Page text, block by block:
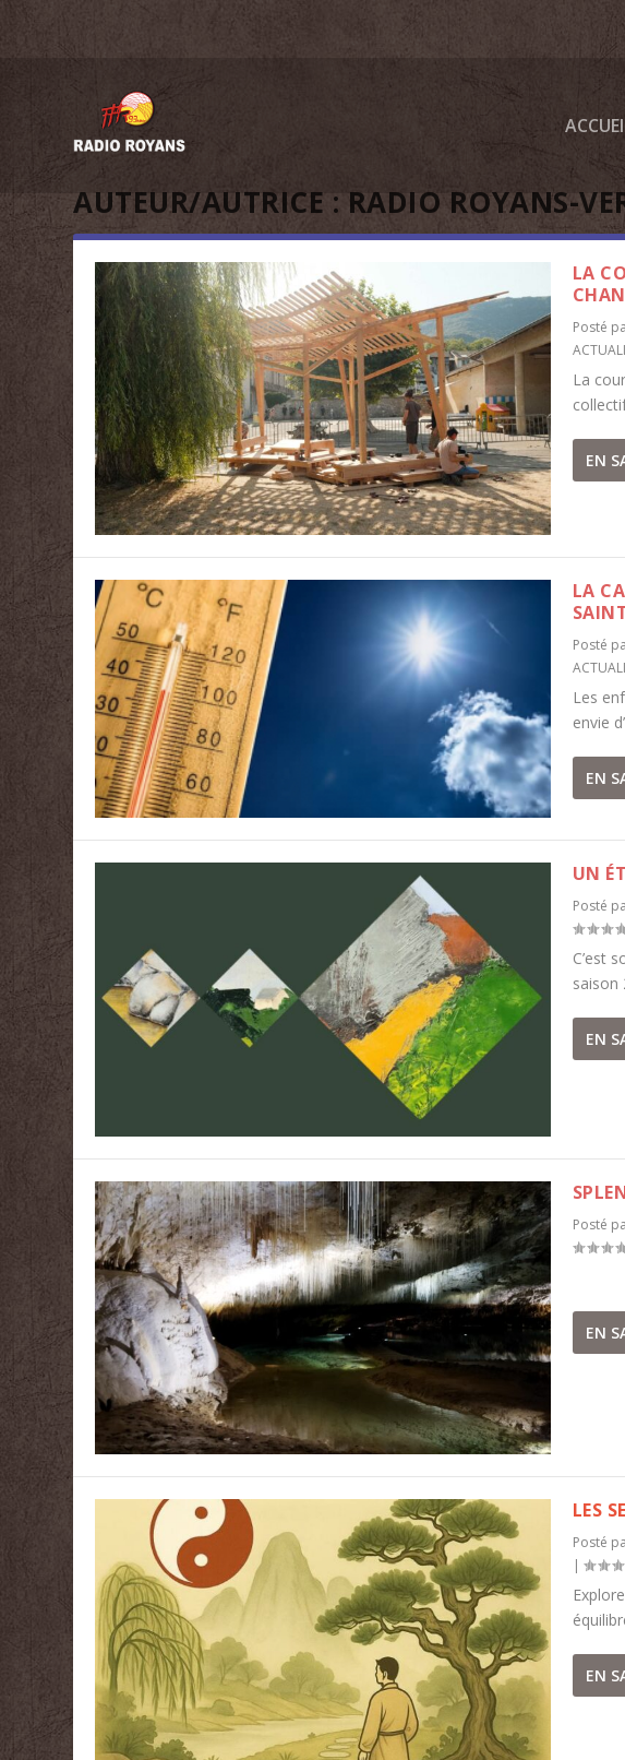
AUTEUR/AUTRICE :RADIO ROYANS-
LA
Posté
La
EN
LA
Posté
Les
envie
EN
UN
Posté
C’est
saison
EN
Posté
Une
EN
LES
Posté
|
EN